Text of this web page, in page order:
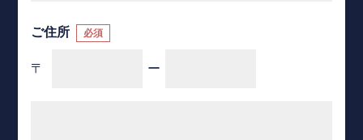
ご住所 必須
〒 ー